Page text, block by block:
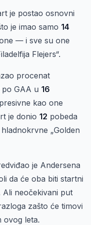
je postao osnovni
je imao samo 14
— i sve su one
Flejers“.
procenat
po GAA u 16
kao one
je donio 12 pobeda
„Golden
je Andersena
da će oba biti startni
Ali neočekivani put
zašto će timovi
ovog leta.